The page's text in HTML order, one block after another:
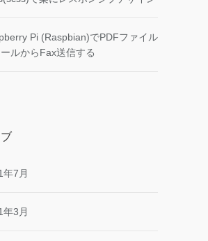
Pi (Raspbian)でPDFファイル
ルからFax送信する
年7月
年3月